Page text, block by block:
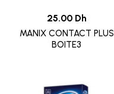
25.00 Dh
MANIX CONTACT PLUS
BOITE3